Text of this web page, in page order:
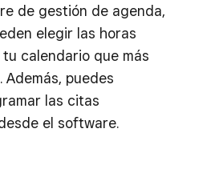
de gestión de agenda,
elegir las horas
calendario que más
Además, puedes
las citas
el software.